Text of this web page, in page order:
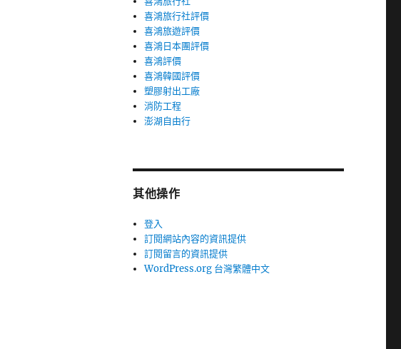
喜鴻旅行社評價
喜鴻旅遊評價
喜鴻日本團評價
喜鴻評價
喜鴻韓國評價
塑膠射出工廠
消防工程
澎湖自由行
其他操作
登入
訂閱網站內容的資訊提供
訂閱留言的資訊提供
WordPress.org 台灣繁體中文